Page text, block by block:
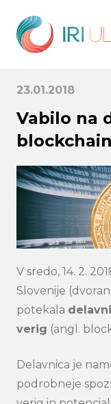
23.01.2018
Vabilo na
V sredo, 14. 2.
Slovenije
potekala
verig (angl.
Delavnica je
podrobneje